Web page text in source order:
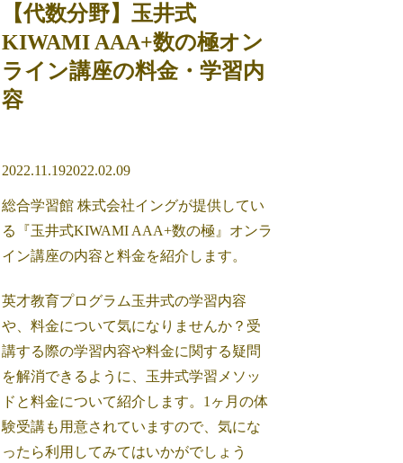
【代数分野】玉井式
KIWAMI AAA+数の極オン
ライン講座の料金・学習内
容
2022.11.192022.02.09
総合学習館 株式会社イングが提供してい
る『玉井式KIWAMI AAA+数の極』オンラ
イン講座の内容と料金を紹介します。
英才教育プログラム玉井式の学習内容
や、料金について気になりませんか？受
講する際の学習内容や料金に関する疑問
を解消できるように、玉井式学習メソッ
ドと料金について紹介します。1ヶ月の体
験受講も用意されていますので、気にな
ったら利用してみてはいかがでしょう